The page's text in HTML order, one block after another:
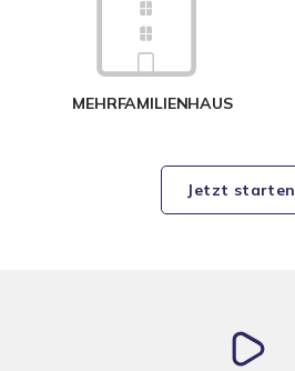
MEHRFAMILIENHAUS
Jetzt starten